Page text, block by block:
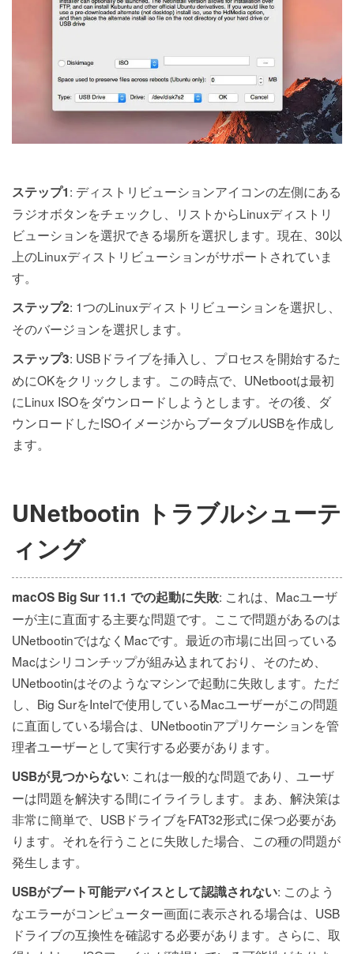
ステップ1: ディストリビューションアイコンの左側にある
ラジオボタンをチェックし、リストからLinuxディストリ
ビューションを選択できる場所を選択します。現在、30以
上のLinuxディストリビューションがサポートされていま
す。
ステップ2: 1つのLinuxディストリビューションを選択し、
そのバージョンを選択します。
ステップ3: USBドライブを挿入し、プロセスを開始するた
めにOKをクリックします。この時点で、UNetbootは最初
にLinux ISOをダウンロードしようとします。その後、ダ
ウンロードしたISOイメージからブータブルUSBを作成し
ます。
UNetbootin トラブルシューテ
ィング
macOS Big Sur 11.1 での起動に失敗: これは、Macユーザ
ーが主に直面する主要な問題です。ここで問題があるのは
UNetbootinではなくMacです。最近の市場に出回っている
Macはシリコンチップが組み込まれており、そのため、
UNetbootinはそのようなマシンで起動に失敗します。ただ
し、Big SurをIntelで使用しているMacユーザーがこの問題
に直面している場合は、UNetbootinアプリケーションを管
理者ユーザーとして実行する必要があります。
USBが見つからない: これは一般的な問題であり、ユーザ
ーは問題を解決する間にイライラします。まあ、解決策は
非常に簡単で、USBドライブをFAT32形式に保つ必要があ
ります。それを行うことに失敗した場合、この種の問題が
発生します。
USBがブート可能デバイスとして認識されない: このよう
なエラーがコンピューター画面に表示される場合は、USB
ドライブの互換性を確認する必要があります。さらに、取